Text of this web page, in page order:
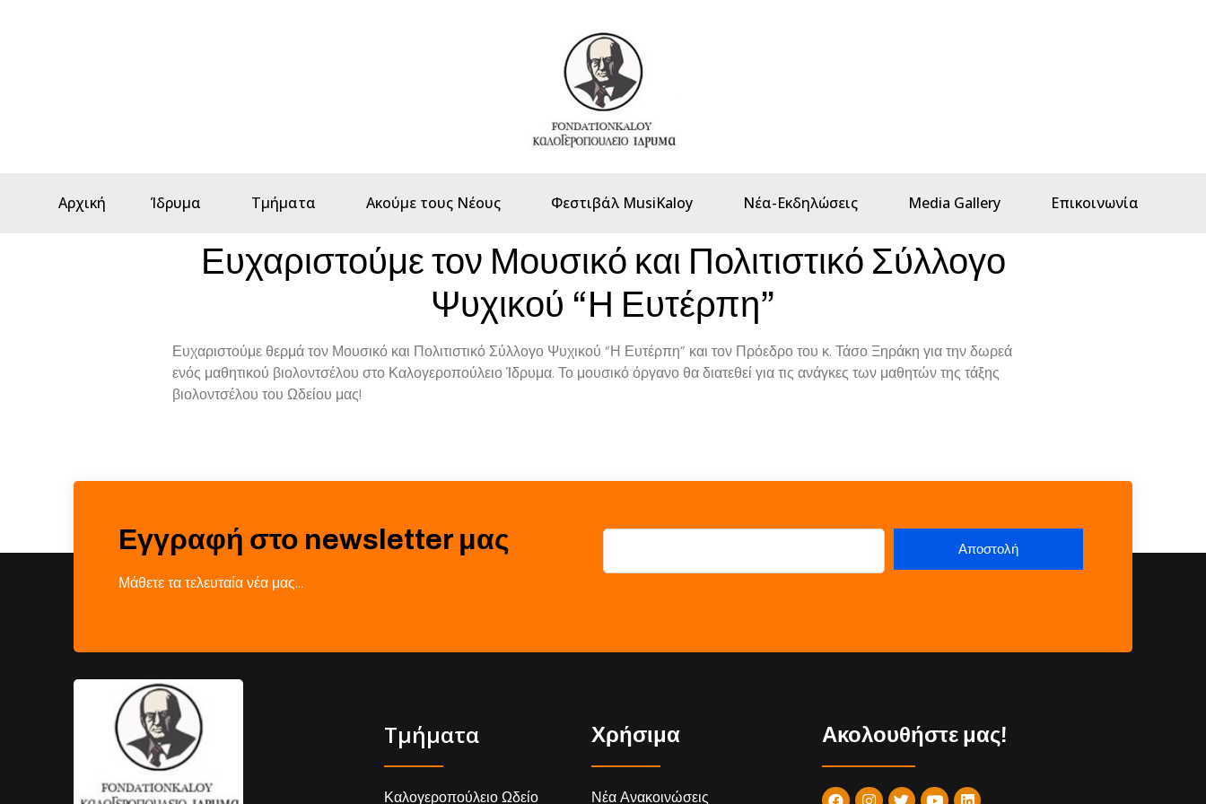
Αρχική Ίδρυμα Τμήματα Ακούμε τους Νέους Φεστιβάλ MusiKaloy Νέα-Εκδηλώσεις Media Gallery Επικοινωνία
Ευχαριστούμε τον Μουσικό και Πολιτιστικό Σύλλογο
Ψυχικού “Η Ευτέρπη”
Ευχαριστούμε θερμά τον Μουσικό και Πολιτιστικό Σύλλογο Ψυχικού “Η Ευτέρπη” και τον Πρόεδρο του κ. Τάσο Ξηράκη για την δωρεά
ενός μαθητικού βιολοντσέλου στο Καλογεροπούλειο Ίδρυμα. Το μουσικό όργανο θα διατεθεί για τις ανάγκες των μαθητών της τάξης
βιολοντσέλου του Ωδείου μας!
Εγγραφή στο newsletter μας
Μάθετε τα τελευταία νέα μας…
Τμήματα
Καλογεροπούλειο Ωδείο
Χρήσιμα
Νέα Ανακοινώσεις
Ακολουθήστε μας!